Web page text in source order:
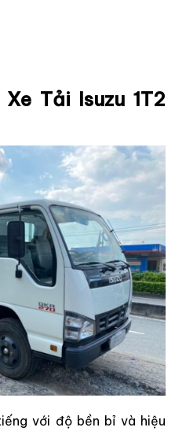
Tải Isuzu 1T2
với độ bền bỉ và hiệu